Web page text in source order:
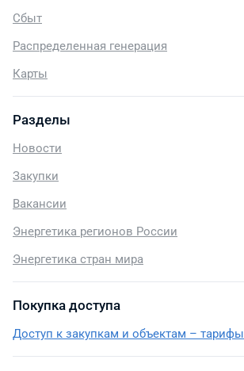
Сбыт
Распределенная генерация
Карты
Разделы
Новости
Закупки
Вакансии
Энергетика регионов России
Энергетика стран мира
Покупка доступа
Доступ к закупкам и объектам – тарифы